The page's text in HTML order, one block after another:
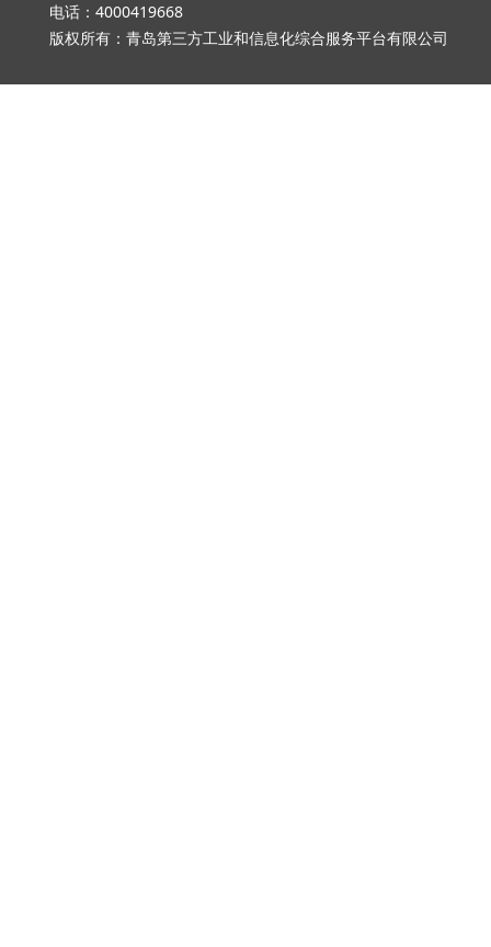
电话：4000419668 邮箱：
版权所有：青岛第三方工业和信息化综合服务平台有